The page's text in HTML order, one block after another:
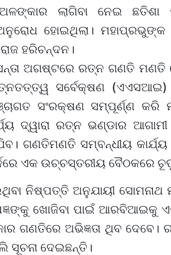
ଲାଗିବା ନେଇ
ହୋଇଥିଲା।
ହରିଚନ୍ଦନ।
ଅଗଷ୍ଟରେ ରତ୍ନ ଗଣତି ମଣତି
ସର୍ବେକ୍ଷଣ
ସଂରକ୍ଷଣ ସମ୍ପୂର୍ଣ୍ଣ କରି
ଦ୍ୱାରା ରତ୍ନ ଭଣ୍ଡାର
ଗଣତିମଣତି ସମ୍ବନ୍ଧୀୟ
ଏକ ଉଚ୍ଚସ୍ତରୀୟ ବୈଠକରେ
ନିଷ୍ପତ୍ତି ଅନୁଯାୟୀ
ଖୋଜିବା ପାଇଁ ଆରବିଆଇକୁ
ଗଣତିରେ ଅଭିଜ୍ଞତା ଥିବ
ସୂଚନା ଦେଇଛନ୍ତି।